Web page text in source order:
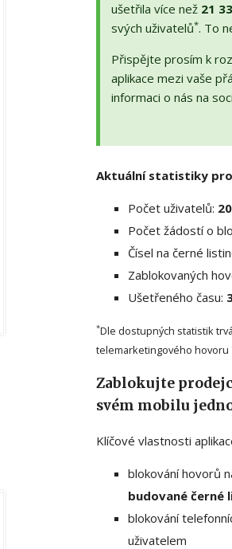
ušetřila více než 21
svých uživatelů*. To
Přispějte prosím k
aplikace mezi vaše
informaci o nás na
Aktuální statistiky
Počet uživatelů:
Počet žádostí o
Čísel na černé
Zablokovaných
Ušetřeného času:
*Dle dostupných statistik
telemarketingového hovoru
Zablokujte
svém mobilu
Klíčové vlastnosti
blokování hovorů
budované černé
blokování
uživatelem